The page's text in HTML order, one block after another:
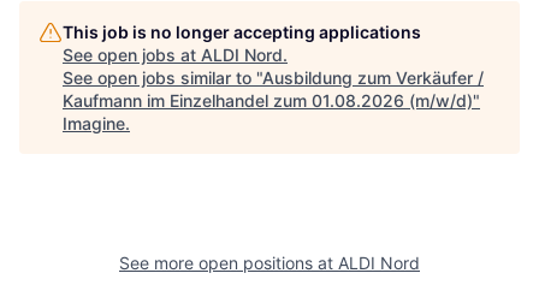
This job is no longer accepting applications
See open jobs at ALDI Nord.
See open jobs similar to "Ausbildung zum Verkäufer /
Kaufmann im Einzelhandel zum 01.08.2026 (m/w/d)"
Imagine.
See more open positions at ALDI Nord